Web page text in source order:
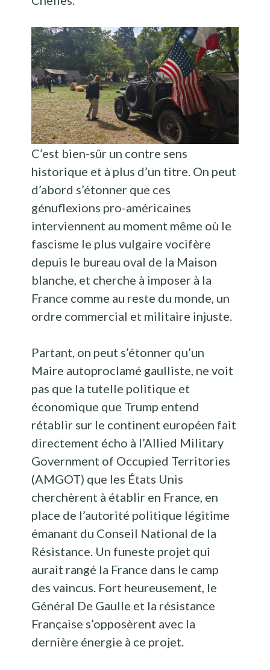
C’est bien-sûr un contre sens
historique et à plus d’un titre. On peut
d’abord s’étonner que ces
génuflexions pro-américaines
interviennent au moment même où le
fascisme le plus vulgaire vocifère
depuis le bureau oval de la Maison
blanche, et cherche à imposer à la
France comme au reste du monde, un
ordre commercial et militaire injuste.
Partant, on peut s’étonner qu’un
Maire autoproclamé gaulliste, ne voit
pas que la tutelle politique et
économique que Trump entend
rétablir sur le continent européen fait
directement écho à l’Allied Military
Government of Occupied Territories
(AMGOT) que les États Unis
cherchèrent à établir en France, en
place de l’autorité politique légitime
émanant du Conseil National de la
Résistance. Un funeste projet qui
aurait rangé la France dans le camp
des vaincus. Fort heureusement, le
Général De Gaulle et la résistance
Française s’opposèrent avec la
dernière énergie à ce projet.